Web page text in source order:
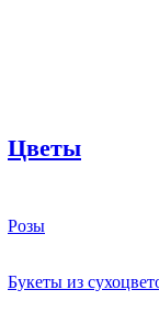
Цветы
Розы
Букеты из